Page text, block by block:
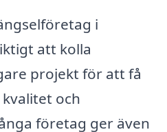
i
att kolla
projekt för att få
och
företag ger även